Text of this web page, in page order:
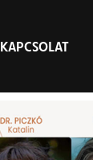
KAPCSOLAT